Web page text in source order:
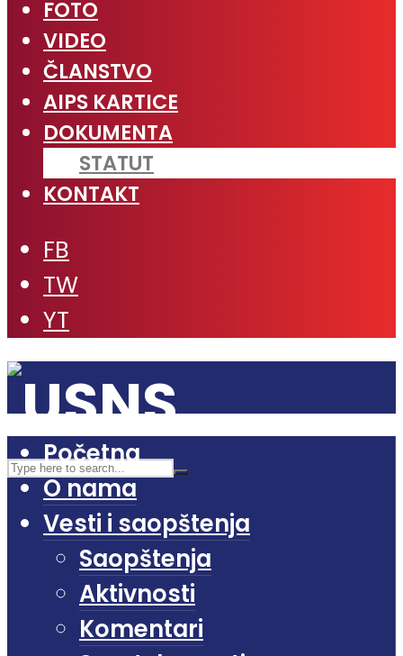
FOTO
VIDEO
ČLANSTVO
AIPS KARTICE
DOKUMENTA
STATUT
KONTAKT
FB
TW
YT
Početna
O nama
Vesti i saopštenja
Saopštenja
Aktivnosti
Komentari